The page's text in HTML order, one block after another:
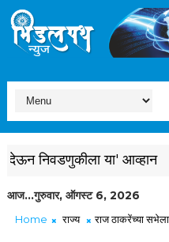
निवडणुकीला या' आव्हान
आज...गुरुवार, ऑगस्ट 6, 2026
Home राज्य राज ठाकरेंच्या